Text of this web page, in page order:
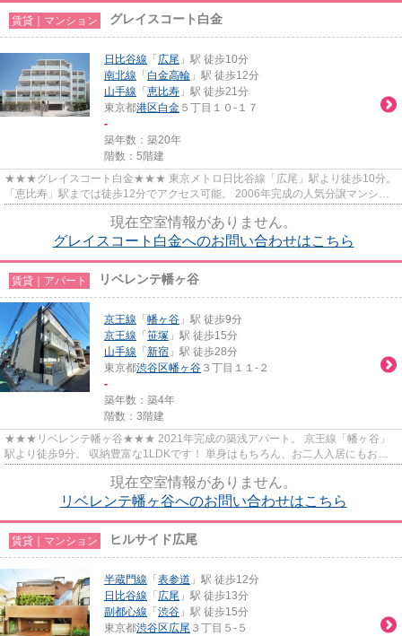
賃貸｜マンション グレイスコート白金
日比谷線 「 広尾 」駅 徒歩10分
南北線 「 白金高輪 」駅 徒歩12分
山手線 「 恵比寿 」駅 徒歩21分
東京都港区白金 ５丁目１０-１７
-
築年数：築20年
階数：5階建
★★★グレイスコート白金★★★ 東京メトロ日比谷線「広尾」駅より徒歩10分。
「恵比寿」駅までは徒歩12分でアクセス可能。 2006年完成の人気分譲マンショ
現在空室情報がありません。
グレイスコート白金へのお問い合わせはこちら
賃貸｜アパート リベレンテ幡ヶ谷
京王線 「 幡ヶ谷 」駅 徒歩9分
京王線 「 笹塚 」駅 徒歩15分
山手線 「 新宿 」駅 徒歩28分
東京都渋谷区幡ヶ谷 ３丁目１１-２
-
築年数：築4年
階数：3階建
★★★リベレンテ幡ヶ谷★★★ 2021年完成の築浅アパート。 京王線「幡ヶ谷」
駅より徒歩9分。 収納豊富な1LDKです！ 単身はもちろん、お二人入居にもおす
現在空室情報がありません。
リベレンテ幡ヶ谷へのお問い合わせはこちら
賃貸｜マンション ヒルサイド広尾
半蔵門線 「 表参道 」駅 徒歩12分
日比谷線 「 広尾 」駅 徒歩13分
副都心線 「 渋谷 」駅 徒歩15分
東京都渋谷区広尾 ３丁目５-５